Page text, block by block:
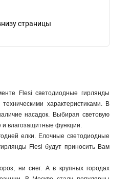
страницы
Flesi светодиодные гирлянды
характеристиками. В
насадок. Выбирая световую
и влагозащитные функции.
елки. Елочные светодиодные
Flesi будут приносить Вам
ни снег. А в крупных городах